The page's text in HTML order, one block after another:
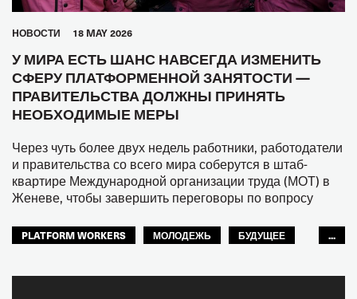
HОВОСТИ 18 MAY 2026
У МИРА ЕСТЬ ШАНС НАВСЕГДА ИЗМЕНИТЬ
СФЕРУ ПЛАТФОРМЕННОЙ ЗАНЯТОСТИ —
ПРАВИТЕЛЬСТВА ДОЛЖНЫ ПРИНЯТЬ
НЕОБХОДИМЫЕ МЕРЫ
Через чуть более двух недель работники, работодатели
и правительства со всего мира соберутся в штаб-
квартире Международной организации труда (МОТ) в
Женеве, чтобы завершить переговоры по вопросу
PLATFORM WORKERS МОЛОДЕЖЬ
БУДУЩЕЕ
...